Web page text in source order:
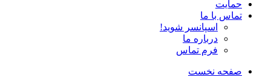
حمایت
تماس با ما
اسپانسر شوید!
درباره ما
فرم تماس
صفحه نخست